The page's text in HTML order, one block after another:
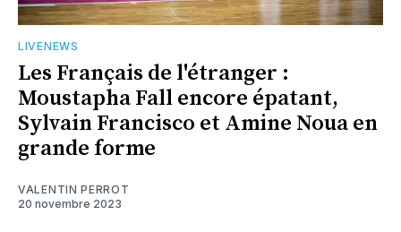
LIVENEWS
Les Français de l'étranger :
Moustapha Fall encore épatant,
Sylvain Francisco et Amine Noua en
grande forme
VALENTIN PERROT
20 novembre 2023